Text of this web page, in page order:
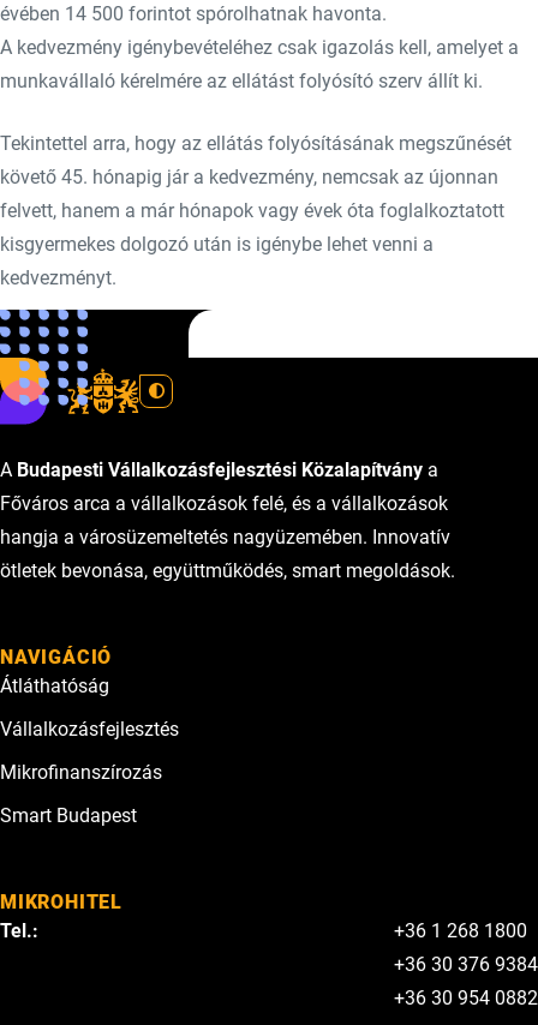
évében 14 500 forintot spórolhatnak havonta.
A kedvezmény igénybevételéhez csak igazolás kell, amelyet a
munkavállaló kérelmére az ellátást folyósító szerv állít ki.
Tekintettel arra, hogy az ellátás folyósításának megszűnését
követő 45. hónapig jár a kedvezmény, nemcsak az újonnan
felvett, hanem a már hónapok vagy évek óta foglalkoztatott
kisgyermekes dolgozó után is igénybe lehet venni a
kedvezményt.
Forrás: Magyar Hírlap
A Budapesti Vállalkozásfejlesztési Közalapítvány a
Főváros arca a vállalkozások felé, és a vállalkozások
hangja a városüzemeltetés nagyüzemében. Innovatív
ötletek bevonása, együttműködés, smart megoldások.
NAVIGÁCIÓ
Átláthatóság
Vállalkozásfejlesztés
Mikrofinanszírozás
Smart Budapest
MIKROHITEL
Tel.:
+36 1 268 1800
+36 30 376 9384
+36 30 954 0882